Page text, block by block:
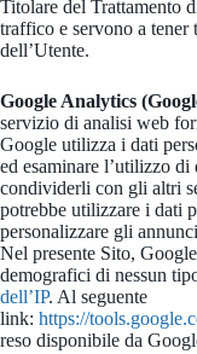
Titolare del Trattamento
traffico e servono a tener
dell’Utente.
Google Analytics
servizio di analisi web
Google utilizza i dati
ed esaminare l’utilizzo
condividerli con gli altri
potrebbe utilizzare i dati
personalizzare gli
Nel presente Sito,
demografici di nessun
dell’IP. Al seguente
link: https://
reso disponibile da